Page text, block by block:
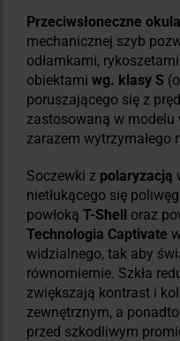
Przeciwsłoneczne
mechanicznej szyb
odłamkami,
obiektami wg. klasy S
poruszającego się z
zastosowaną w modelu
zarazem wytrzymałego
Soczewki z polaryzacją
nietłukącego się
powłoką T-Shell oraz
Technologia Captivate
widzialnego, tak aby
równomiernie. Szkła
zwiększają kontrast i
zewnętrznym, a
przed szkodliwym